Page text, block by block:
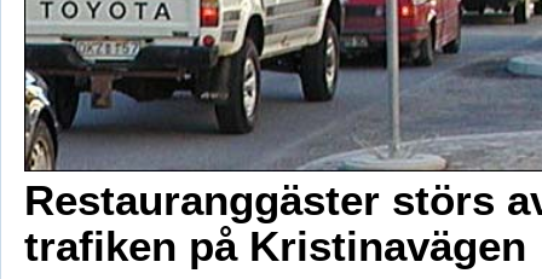
Restauranggäster störs
trafiken på Kristinavägen